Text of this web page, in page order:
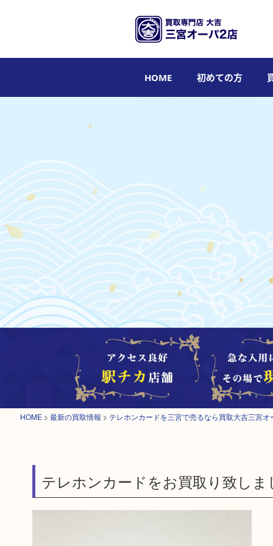
HOME 初めての方
HOME > 最新の買取情報 > テレホンカードを三宮で売るなら買取大吉三宮オ
テレホンカードをお買取り致しま